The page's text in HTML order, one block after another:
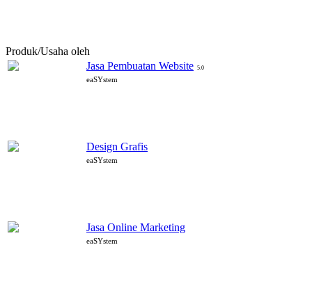
Produk/Usaha oleh
Jasa Pembuatan Website 5.0
eaSYstem
Design Grafis
eaSYstem
Jasa Online Marketing
eaSYstem